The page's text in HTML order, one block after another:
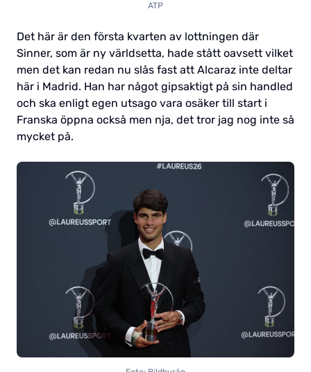
ATP
Det här är den första kvarten av lottningen där
Sinner, som är ny världsetta, hade stått oavsett vilket
men det kan redan nu slås fast att Alcaraz inte deltar
här i Madrid. Han har något gipsaktigt på sin handled
och ska enligt egen utsago vara osäker till start i
Franska öppna också men nja, det tror jag nog inte så
mycket på.